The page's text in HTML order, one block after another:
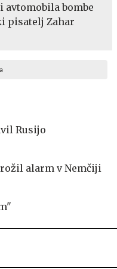
avtomobila bombe
pisatelj Zahar
Rusijo
alarm v Nemčiji